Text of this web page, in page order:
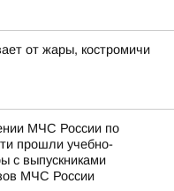
от жары, костромичи
МЧС России по
прошли учебно-
с выпускниками
МЧС России